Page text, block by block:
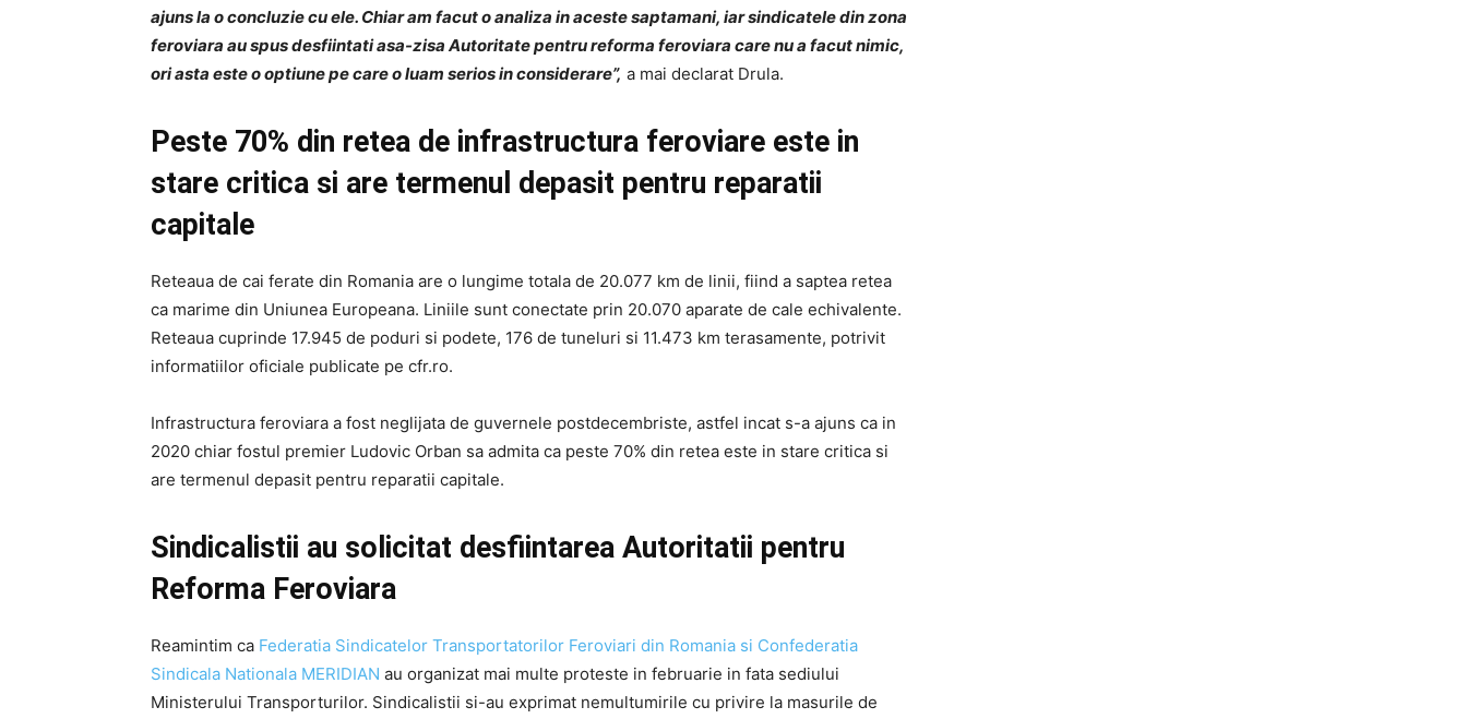
ajuns la o concluzie cu ele. Chiar am facut o analiza in aceste saptamani, iar sindicatele din zona
feroviara au spus desfiintati asa-zisa Autoritate pentru reforma feroviara care nu a facut nimic,
ori asta este o optiune pe care o luam serios in considerare”, a mai declarat Drula.
Peste 70% din retea de infrastructura feroviare este in
stare critica si are termenul depasit pentru reparatii
capitale
Reteaua de cai ferate din Romania are o lungime totala de 20.077 km de linii, fiind a saptea retea
ca marime din Uniunea Europeana. Liniile sunt conectate prin 20.070 aparate de cale echivalente.
Reteaua cuprinde 17.945 de poduri si podete, 176 de tuneluri si 11.473 km terasamente, potrivit
informatiilor oficiale publicate pe cfr.ro.
Infrastructura feroviara a fost neglijata de guvernele postdecembriste, astfel incat s-a ajuns ca in
2020 chiar fostul premier Ludovic Orban sa admita ca peste 70% din retea este in stare critica si
are termenul depasit pentru reparatii capitale.
Sindicalistii au solicitat desfiintarea Autoritatii pentru
Reforma Feroviara
Reamintim ca Federatia Sindicatelor Transportatorilor Feroviari din Romania si Confederatia
Sindicala Nationala MERIDIAN au organizat mai multe proteste in februarie in fata sediului
Ministerului Transporturilor. Sindicalistii si-au exprimat nemultumirile cu privire la masurile de